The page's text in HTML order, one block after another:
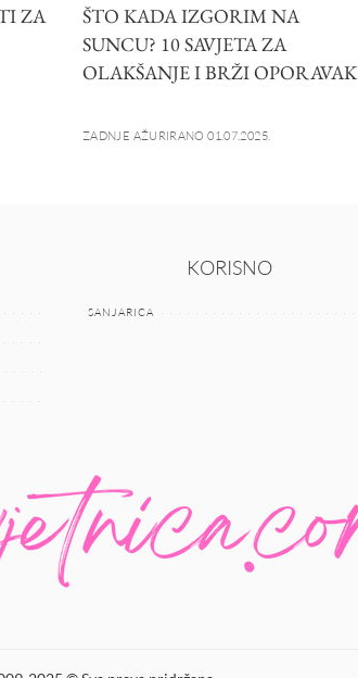
ZA
ŠTO KADA IZGORIM NA
SUNCU? 10 SAVJETA ZA
OLAKŠANJE I BRŽI OPORAVAK
ZADNJE AŽURIRANO 01.07.2025.
KORISNO
SANJARICA